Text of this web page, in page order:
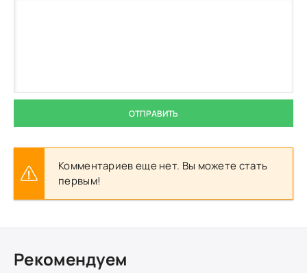
ОТПРАВИТЬ
Комментариев еще нет. Вы можете стать
первым!
Рекомендуем